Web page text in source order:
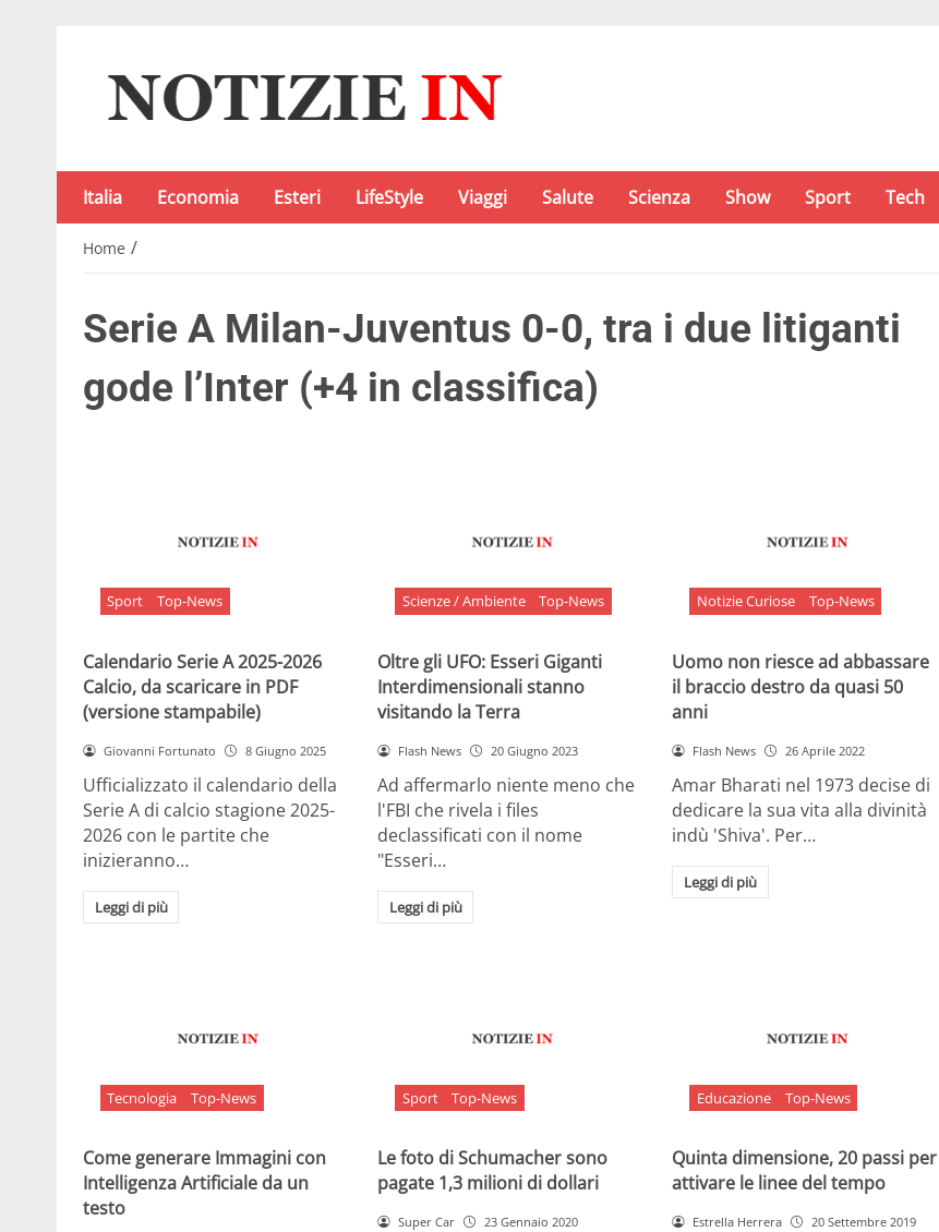
Italia Economia Esteri LifeStyle Viaggi Salute Scienza Show Sport Tech
Home /
Serie A Milan-Juventus 0-0, tra i due litiganti
gode l’Inter (+4 in classifica)
Sport Top-News
Calendario Serie A 2025-2026
Calcio, da scaricare in PDF
(versione stampabile)
Giovanni Fortunato 8 Giugno 2025
Ufficializzato il calendario della
Serie A di calcio stagione 2025-
2026 con le partite che
inizieranno…
Leggi di più
Scienze / Ambiente Top-News
Oltre gli UFO: Esseri Giganti
Interdimensionali stanno
visitando la Terra
Flash News 20 Giugno 2023
Ad affermarlo niente meno che
l'FBI che rivela i files
declassificati con il nome
"Esseri…
Leggi di più
Notizie Curiose Top-News
Uomo non riesce ad abbassare
il braccio destro da quasi 50
anni
Flash News 26 Aprile 2022
Amar Bharati nel 1973 decise di
dedicare la sua vita alla divinità
indù 'Shiva'. Per…
Leggi di più
Tecnologia Top-News
Come generare Immagini con
Intelligenza Artificiale da un
testo
Sport Top-News
Le foto di Schumacher sono
pagate 1,3 milioni di dollari
Super Car 23 Gennaio 2020
Educazione Top-News
Quinta dimensione, 20 passi per
attivare le linee del tempo
Estrella Herrera 20 Settembre 2019